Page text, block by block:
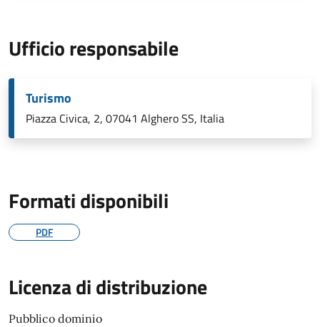
Ufficio responsabile
Turismo
Piazza Civica, 2, 07041 Alghero SS, Italia
Formati disponibili
PDF
Licenza di distribuzione
Pubblico dominio